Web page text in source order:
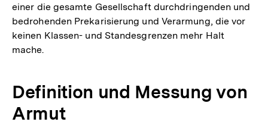
Auflösung
der
Fußnote
einer die gesamte Gesellschaft durchdringenden und
bedrohenden Prekarisierung und Verarmung, die vor
keinen Klassen- und Standesgrenzen mehr Halt
mache.
Definition und Messung von
Armut